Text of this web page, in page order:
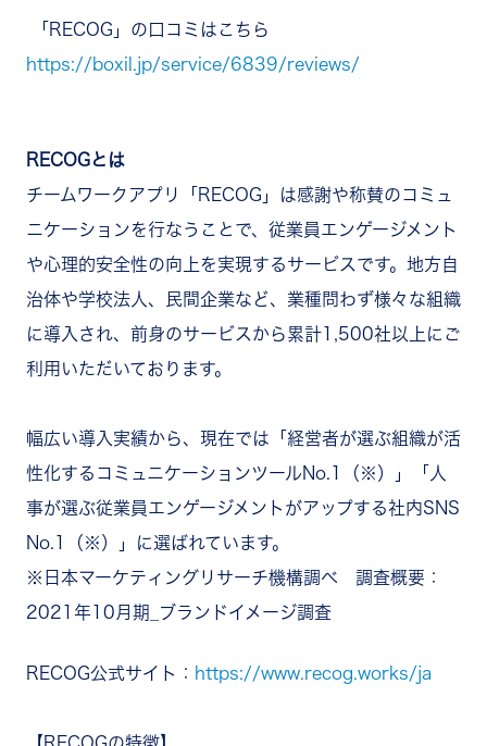
「RECOG」の口コミはこちら
https://boxil.jp/service/6839/reviews/
RECOGとは
チームワークアプリ「RECOG」は感謝や称賛のコミュ
ニケーションを行なうことで、従業員エンゲージメント
や心理的安全性の向上を実現するサービスです。地方自
治体や学校法人、民間企業など、業種問わず様々な組織
に導入され、前身のサービスから累計1,500社以上にご
利用いただいております。
幅広い導入実績から、現在では「経営者が選ぶ組織が活
性化するコミュニケーションツールNo.1（※）」「人
事が選ぶ従業員エンゲージメントがアップする社内SNS
No.1（※）」に選ばれています。
※日本マーケティングリサーチ機構調べ 調査概要：
2021年10月期_ブランドイメージ調査
RECOG公式サイト： https://www.recog.works/ja
【RECOGの特徴】